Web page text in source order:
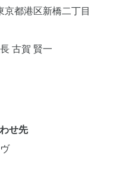
都港区新橋二丁目
古賀 賢一
せ先